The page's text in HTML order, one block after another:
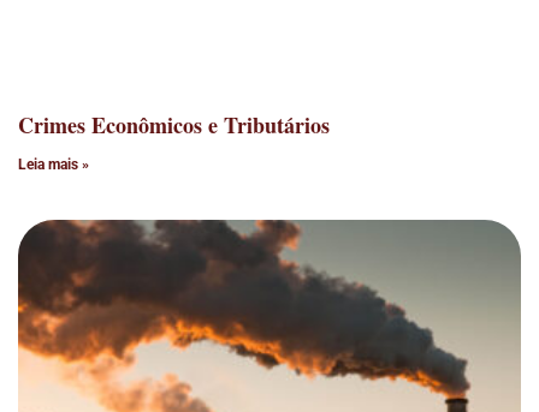
Crimes Econômicos e Tributários
Leia mais »